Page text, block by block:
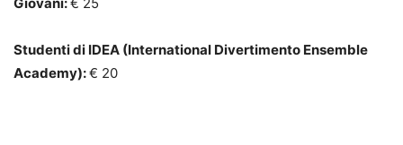
Giovani:€ 25
Studenti di IDEA (International Divertimento Ensemble
Academy):€ 20